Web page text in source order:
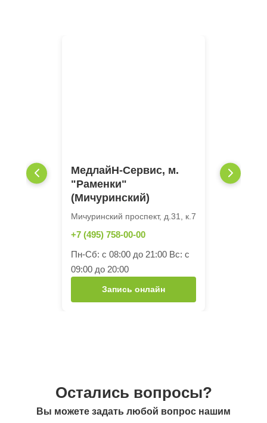
МедлайН-Сервис, м.
"Раменки"
(Мичуринский)
Мичуринский проспект, д.31, к.7
+7 (495) 758-00-00
Пн-Сб: с 08:00 до 21:00 Вс: с
09:00 до 20:00
Запись онлайн
Остались вопросы?
Вы можете задать любой вопрос нашим